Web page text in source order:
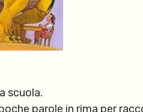
scuola.
parole in rima per